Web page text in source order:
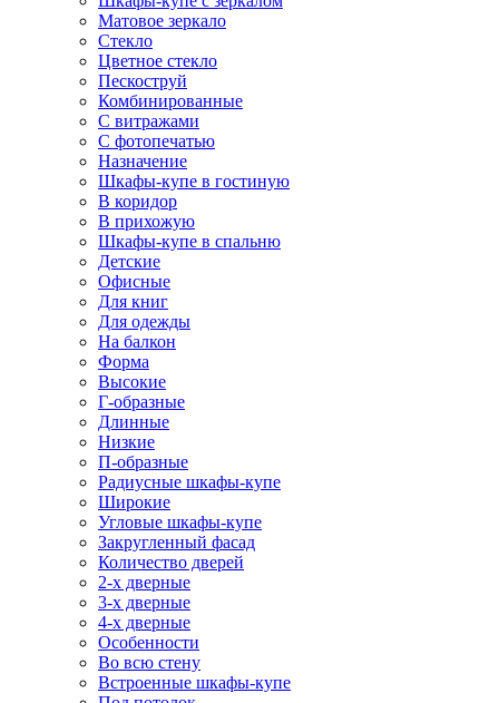
Матовое зеркало
Стекло
Цветное стекло
Пескоструй
Комбинированные
С витражами
С фотопечатью
Назначение
Шкафы-купе в гостиную
В коридор
В прихожую
Шкафы-купе в спальню
Детские
Офисные
Для книг
Для одежды
На балкон
Форма
Высокие
Г-образные
Длинные
Низкие
П-образные
Радиусные шкафы-купе
Широкие
Угловые шкафы-купе
Закругленный фасад
Количество дверей
2-х дверные
3-х дверные
4-х дверные
Особенности
Во всю стену
Встроенные шкафы-купе